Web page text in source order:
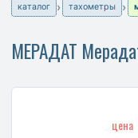
каталог тахометры
МЕРАДАТ
цена